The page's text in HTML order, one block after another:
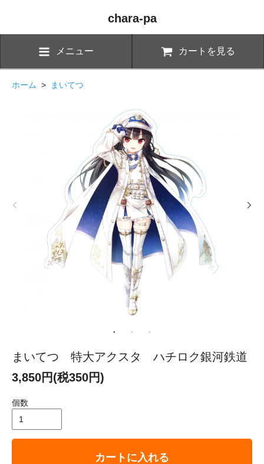
chara-pa
メニュー カートを見る
ホーム > まいてつ
まいてつ 特大アクスタ ハチロク銀河鉄道
3,850円(税350円)
個数
カートに入れる